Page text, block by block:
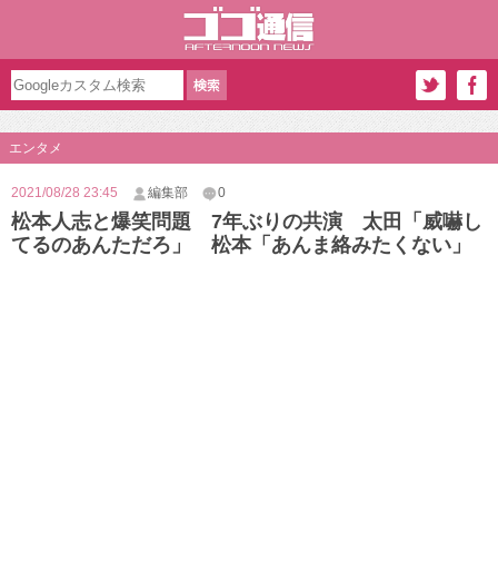
エンタメ
2021/08/28 23:45 編集部 0
松本人志と爆笑問題 7年ぶりの共演 太田「威嚇し
てるのあんただろ」 松本「あんま絡みたくない」